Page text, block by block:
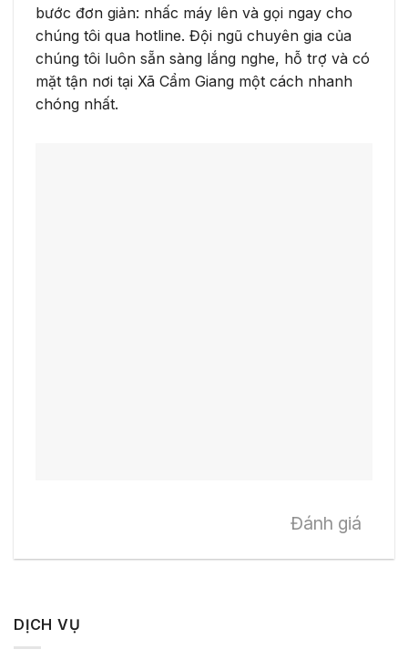
bước đơn giản: nhấc máy lên và gọi ngay cho
chúng tôi qua hotline. Đội ngũ chuyên gia của
chúng tôi luôn sẵn sàng lắng nghe, hỗ trợ và có
mặt tận nơi tại Xã Cẩm Giang một cách nhanh
chóng nhất.
Đánh giá
DỊCH VỤ